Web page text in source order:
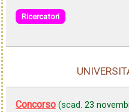
Ricercatori
Concorso (scad. 23